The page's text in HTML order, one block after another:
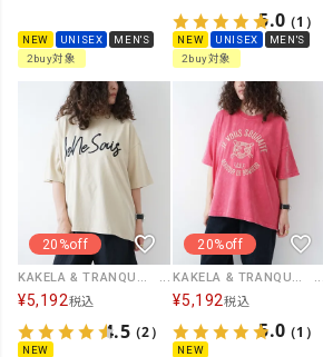
NEW UNISEX
MEN'S
2buy対象
5.0（1）
NEW UNISEX
MEN'S
2buy対象
20%off
KAKELA & TRANQUIL｜刺繍ロゴクルーTee [[12603-455-10]][D]
¥5,192税込
4.5（2）
NEW
20%off
KAKELA & TRANQUIL｜Tigerカレッジ刺繍Tee [[12603-456-10]][D]
¥5,192税込
5.0（1）
NEW